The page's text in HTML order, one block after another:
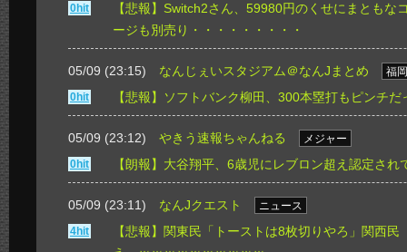
0hit
【悲報】Switch2さん、59980円のくせにまともな
ージも別売り・・・・・・・・・
05/09 (23:15) なんじぇいスタジアム＠なんJまとめ
福
0hit
【悲報】ソフトバンク柳田、300本塁打もピンチだ
05/09 (23:12) やきう速報ちゃんねる
メジャー
0hit
【朗報】大谷翔平、6歳児にレブロン超え認定され
05/09 (23:11) なんJクエスト
ニュース
4hit
【悲報】関東民「トーストは8枚切りやろ」関西